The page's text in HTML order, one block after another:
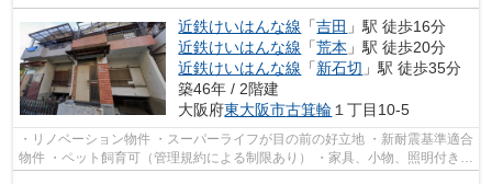
近鉄けいはんな線 「吉田 」駅 徒歩16分
近鉄けいはんな線 「荒本 」駅 徒歩20分
近鉄けいはんな線 「新石切 」駅 徒歩35分
築46年 / 2階建
大阪府東大阪市古箕輪 １丁目10-5
・リノベーション物件 ・スーパーライフが目の前の好立地 ・新耐震基準適合
物件 ・ペット飼育可（管理規約による制限あり） ・家具、小物、照明付き